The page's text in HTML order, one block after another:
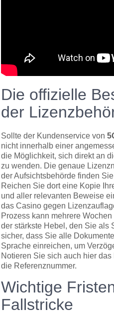
Die offizielle
der
Sollte der Kundenservice von
nicht innerhalb einer
die Möglichkeit, sich direkt an
zu wenden. Die genaue
der Aufsichtsbehörde finden
Reichen Sie dort eine Kopie
und aller relevanten Beweise
das Casino gegen
Prozess kann mehrere
der stärkste Hebel, den Sie als
sicher, dass Sie alle
Sprache einreichen, um
Notieren Sie sich auch hier
die Referenznummer.
Wichtige
Fallstricke